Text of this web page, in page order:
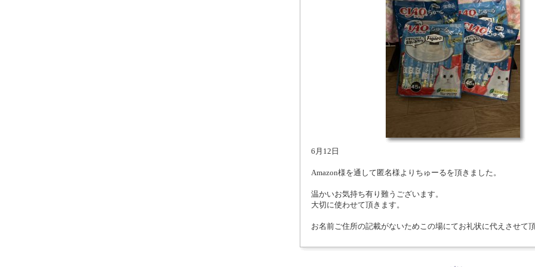
6月12日
Amazon様を通して匿名様よりちゅーるを頂きました。
温かいお気持ち有り難うございます。
大切に使わせて頂きます。
お名前ご住所の記載がないためこの場にてお礼状に代えさせて頂